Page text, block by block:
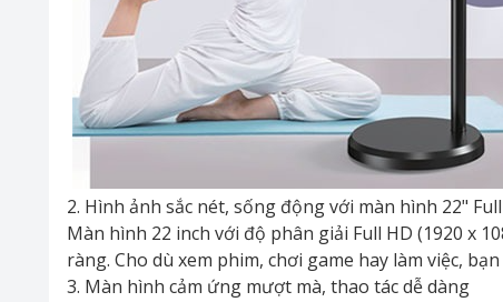
2. Hình ảnh sắc nét, sống động với màn hình 22"
Màn hình 22 inch với độ phân giải Full HD (1920 x
ràng. Cho dù xem phim, chơi game hay làm việc,
3. Màn hình cảm ứng mượt mà, thao tác dễ dàng